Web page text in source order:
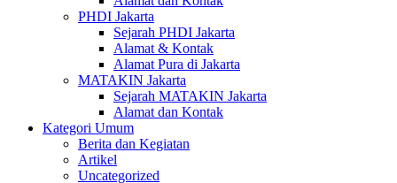
PHDI Jakarta
Sejarah PHDI Jakarta
Alamat & Kontak
Alamat Pura di Jakarta
MATAKIN Jakarta
Sejarah MATAKIN Jakarta
Alamat dan Kontak
Kategori Umum
Berita dan Kegiatan
Artikel
Uncategorized